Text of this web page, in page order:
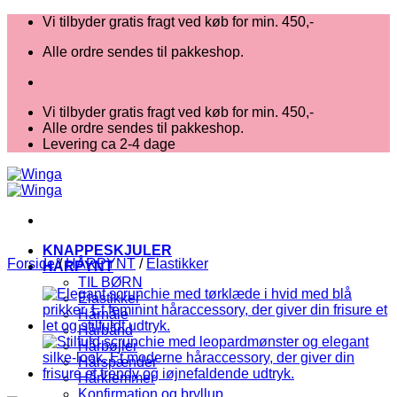
Fortsæt
indhold
Vi tilbyder gratis fragt ved køb for min. 450,-
Alle ordre sendes til pakkeshop.
Vi tilbyder gratis fragt ved køb for min. 450,-
Alle ordre sendes til pakkeshop.
Levering ca 2-4 dage
KNAPPESKJULER
HÅRPYNT
TIL BØRN
Elastikker
Hårnåle
Hårbånd
Hårbøjler
Hårspænder
Hårklemmer
Konfirmation og bryllup
Forside / HÅRPYNT / Elastikker